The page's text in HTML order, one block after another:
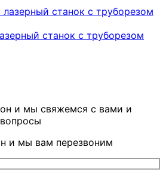
станок с труборезом
и мы свяжемся с вами и
и мы вам перезвоним